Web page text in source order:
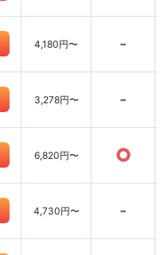
4,180円〜 -
3,278円〜 -
6,820円〜 ○
4,730円〜 -